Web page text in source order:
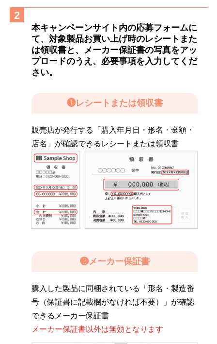
2
本キャンペーンサイト内の応募フォームに
て、対象製品お買い上げ時のレシートまた
は領収書と、メーカー保証書の写真をアッ
プロードのうえ、必要事項を入力してくだ
さい。
❶レシートまたは領収書
販売店が発行する「購入年月日・形名・金額・
店名」が確認できるレシートまたは領収書
❷メーカー保証書
購入した製品に同梱されている「形名・製造番
号（保証書に記載欄がなければ不要）」が確認
できるメーカー保証書
メーカー保証書以外は無効となります